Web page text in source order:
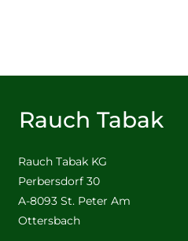
Rauch Tabak
Rauch Tabak KG
Perbersdorf 30
A-8093 St. Peter Am
Ottersbach